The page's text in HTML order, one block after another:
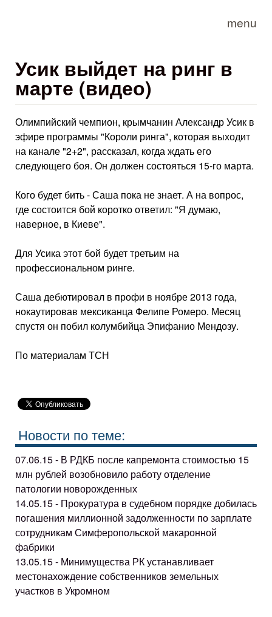
menu
Усик выйдет на ринг в
марте (видео)
Олимпийский чемпион, крымчанин Александр Усик в
эфире программы "Короли ринга", которая выходит
на канале "2+2", рассказал, когда ждать его
следующего боя. Он должен состояться 15-го марта.
Кого будет бить - Саша пока не знает. А на вопрос,
где состоится бой коротко ответил: "Я думаю,
наверное, в Киеве".
Для Усика этот бой будет третьим на
профессиональном ринге.
Саша дебютировал в профи в ноябре 2013 года,
нокаутировав мексиканца Фелипе Ромеро. Месяц
спустя он побил колумбийца Эпифанио Мендозу.
По материалам ТСН
Новости по теме:
07.06.15 - В РДКБ после капремонта стоимостью 15
млн рублей возобновило работу отделение
патологии новорожденных
14.05.15 - Прокуратура в судебном порядке добилась
погашения миллионной задолженности по зарплате
сотрудникам Симферопольской макаронной
фабрики
13.05.15 - Минимущества РК устанавливает
местонахождение собственников земельных
участков в Укромном